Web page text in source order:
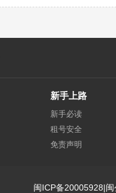
新手上路
新手必读
租号安全
免责声明
闽ICP备20005928|